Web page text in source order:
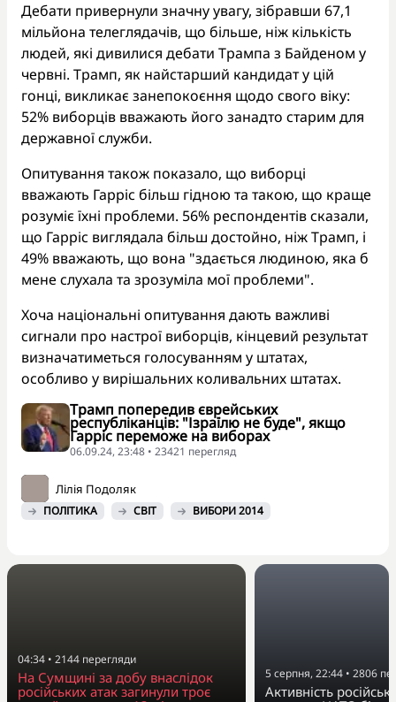
Дебати привернули значну увагу, зібравши 67,1
мільйона телеглядачів, що більше, ніж кількість
людей, які дивилися дебати Трампа з Байденом у
червні. Трамп, як найстарший кандидат у цій
гонці, викликає занепокоєння щодо свого віку:
52% виборців вважають його занадто старим для
державної служби.
Опитування також показало, що виборці
вважають Гарріс більш гідною та такою, що краще
розуміє їхні проблеми. 56% респондентів сказали,
що Гарріс виглядала більш достойно, ніж Трамп, і
49% вважають, що вона "здається людиною, яка б
мене слухала та зрозуміла мої проблеми".
Хоча національні опитування дають важливі
сигнали про настрої виборців, кінцевий результат
визначатиметься голосуванням у штатах,
особливо у вирішальних коливальних штатах.
Трамп попередив єврейських
республіканців: "Ізраїлю не буде", якщо
Гарріс переможе на виборах
06.09.24, 23:48 • 23421 перегляд
Лілія Подоляк
ПОЛІТИКА СВІТ ВИБОРИ 2014
04:34 • 2144 перегляди
На Сумщині за добу внаслідок
російських атак загинули троє
5 серпня, 22:44 • 2806
Активність